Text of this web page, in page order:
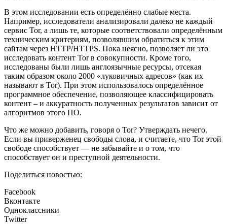
В этом исследовании есть определённо слабые места.
Например, исследователи анализировали далеко не каждый
сервис Tor, а лишь те, которые соответствовали определённым
техническим критериям, позволявшим обратиться к этим
сайтам через HTTP/HTTPS. Пока неясно, позволяет ли это
исследовать контент Tor в совокупности. Кроме того,
исследованы были лишь англоязычные ресурсы, отсекая
таким образом около 2000 «луковичных адресов» (как их
называют в Tor). При этом использовалось определённое
программное обеспечение, позволяющее классифицировать
контент – и аккуратность полученных результатов зависит от
алгоритмов этого ПО.
Что же можно добавить, говоря о Tor? Утверждать нечего.
Если вы приверженец свободы слова, и считаете, что Tor этой
свободе способствует — не забывайте и о том, что
способствует он и преступной деятельности.
Поделиться новостью:
Facebook
Вконтакте
Одноклассники
Twitter